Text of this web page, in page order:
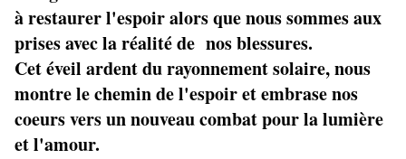
à restaurer l'espoir alors que nous sommes aux
prises avec la réalité de nos blessures.
Cet éveil ardent du rayonnement solaire, nous
montre le chemin de l'espoir et embrase nos
coeurs vers un nouveau combat pour la lumière
et l'amour.